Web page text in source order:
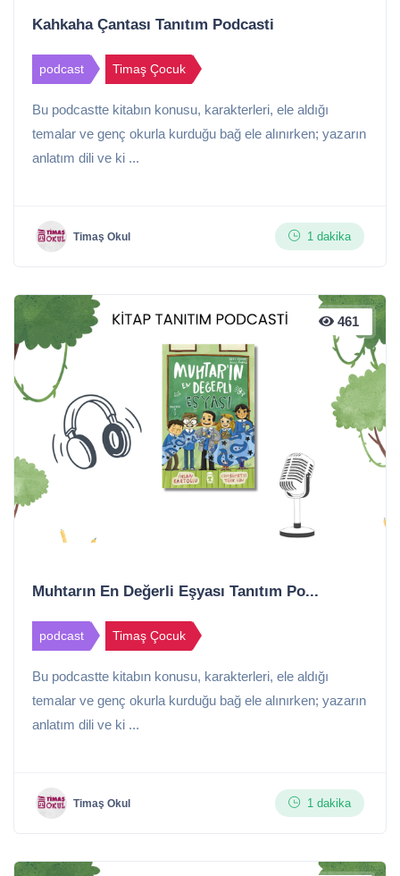
Kahkaha Çantası Tanıtım Podcasti
podcast Timaş Çocuk
Bu podcastte kitabın konusu, karakterleri, ele aldığı
temalar ve genç okurla kurduğu bağ ele alınırken; yazarın
anlatım dili ve ki ...
Timaş Okul 1 dakika
461
Muhtarın En Değerli Eşyası Tanıtım Po...
podcast Timaş Çocuk
Bu podcastte kitabın konusu, karakterleri, ele aldığı
temalar ve genç okurla kurduğu bağ ele alınırken; yazarın
anlatım dili ve ki ...
Timaş Okul 1 dakika